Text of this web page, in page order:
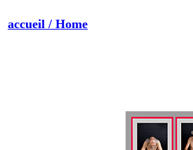
accueil / Home